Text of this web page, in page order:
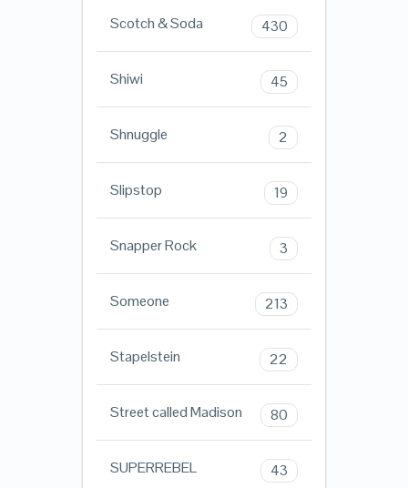
Scotch & Soda 430
Shiwi 45
Shnuggle 2
Slipstop 19
Snapper Rock 3
Someone 213
Stapelstein 22
Street called Madison 80
SUPERREBEL 43